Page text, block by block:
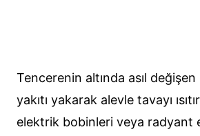
Tencerenin altında asıl değişen
yakıtı yakarak alevle tavayı
elektrik bobinleri veya radyant